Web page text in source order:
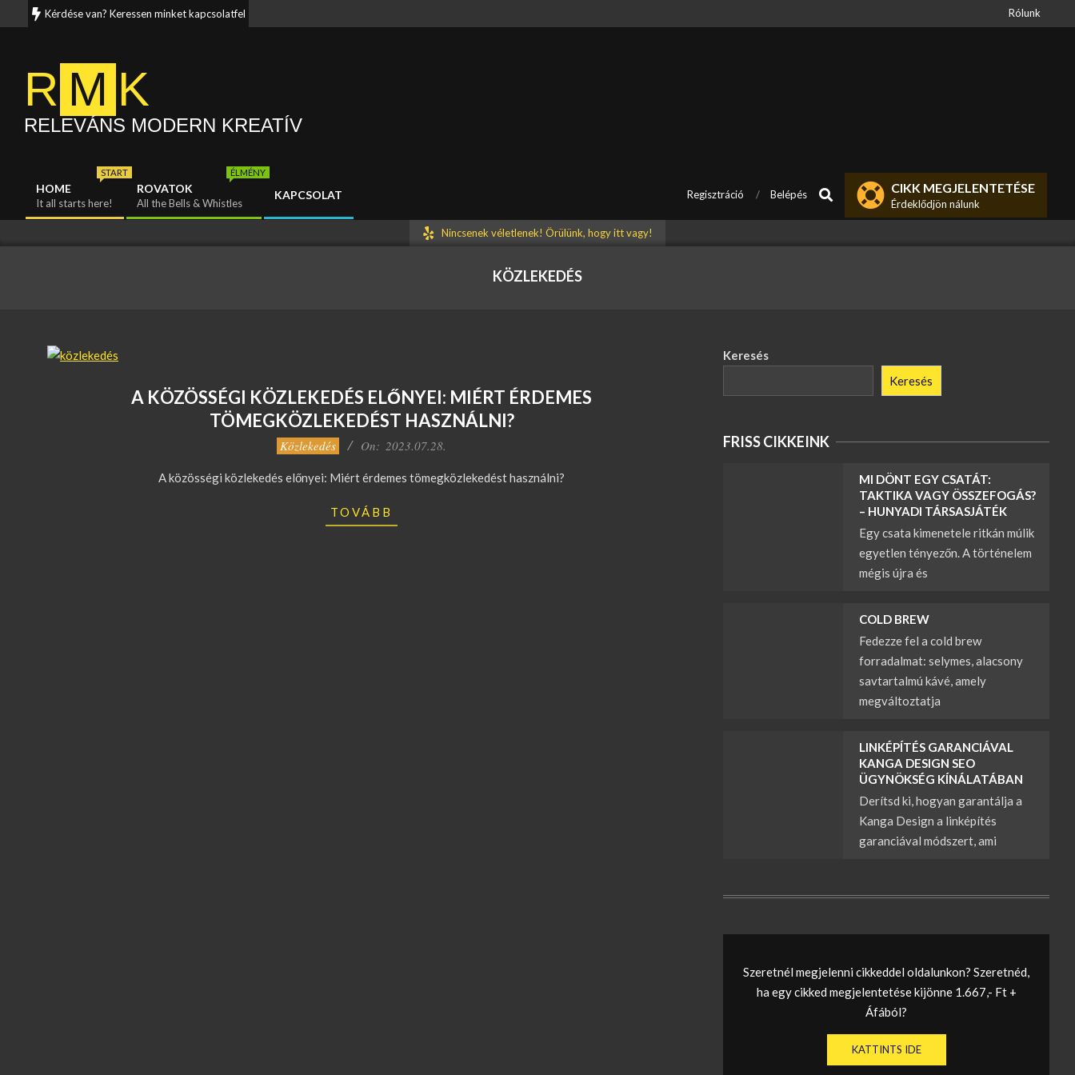
to
Kérdése van? Keressen minket kapcsolatfelvételi oldalunkon. Munkatársaink rövidesen visszakeresik Önt. Rólunk
R M K
RELEVÁNS MODERN KREATÍV
Primary
Navigation
Menu
HOME
START
It all starts here!
ROVATOK
ÉLMÉNY
All the Bells & Whistles
KAPCSOLAT Regisztráció Belépés Search CIKK MEGJELENTETÉSE
Érdeklődjön nálunk
Nincsenek véletlenek! Örülünk, hogy itt vagy!
KÖZLEKEDÉS
A KÖZÖSSÉGI KÖZLEKEDÉS ELŐNYEI: MIÉRT ÉRDEMES
TÖMEGKÖZLEKEDÉST HASZNÁLNI?
Közlekedés On: 2023.07.28.
A közösségi közlekedés előnyei: Miért érdemes tömegközlekedést használni?
TOVÁBB
Keresés
Keresés
FRISS CIKKEINK
MI DÖNT EGY CSATÁT:
TAKTIKA VAGY ÖSSZEFOGÁS?
– HUNYADI TÁRSASJÁTÉK
Egy csata kimenetele ritkán múlik
egyetlen tényezőn. A történelem
mégis újra és
COLD BREW
Fedezze fel a cold brew
forradalmat: selymes, alacsony
savtartalmú kávé, amely
megváltoztatja
LINKÉPÍTÉS GARANCIÁVAL
KANGA DESIGN SEO
ÜGYNÖKSÉG KÍNÁLATÁBAN
Derítsd ki, hogyan garantálja a
Kanga Design a linképítés
garanciával módszert, ami
Szeretnél megjelenni cikkeddel oldalunkon? Szeretnéd,
ha egy cikked megjelentetése kijönne 1.667,- Ft +
Áfából?
KATTINTS IDE